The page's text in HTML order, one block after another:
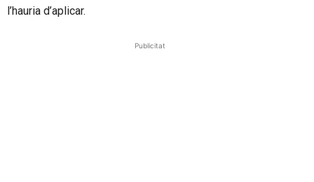
l’hauria d’aplicar.
Publicitat